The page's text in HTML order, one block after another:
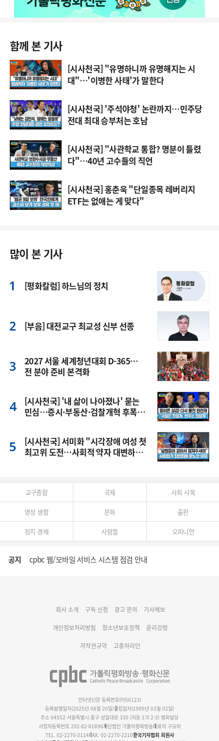
함께 본 기사
[시사천국] "유명하니까 유명해지는 시
대"…'이병한 사태'가 말한다
[시사천국] '주석야청' 논란까지…민주당
전대 최대 승부처는 호남
[시사천국] "사관학교 통합? 명분이 틀렸
다"…40년 고수들의 직언
[시사천국] 홍춘욱 "단일종목 레버리지
ETF는 없애는 게 맞다"
많이 본 기사
[평화칼럼] 하느님의 정치
[부음] 대전교구 최교성 신부 선종
2027 서울 세계청년대회 D-365…
전 분야 준비 본격화
[시사천국] '내 삶이 나아졌나' 묻는
민심…증시·부동산·검찰개혁 후폭
[시사천국] 서미화 "시각장애 여성 첫
최고위 도전…사회적 약자 대변하겠
교구종합 국제 사회 사목
영성 생활 문화 출판
정치 경제 사람들 오피니언
공지 cpbc 웹/모바일 서비스 시스템 점검 안내
명동 미디어큐브 & 1898 미디어월 공모전 수상작 발표
회사 소개 구독 신청 광고 문의 기사제보
개인정보처리방침 청소년보호정책 윤리강령
저작권규약 고충처리인
인터넷신문 등록번호(아56123)
등록발행일자(2025년 08월 20일)설립일자(1989년 03월 02일)
주소 04552 서울특별시 중구 삼일대로 330 (저동 1가 2-3) 평화빌딩
사업자등록번호 202-82-01896재단법인 가톨릭평화방송대표자 구요비
TEL. 02-2270-2114FAX. 02-2270-2210한국기자협회 회원사